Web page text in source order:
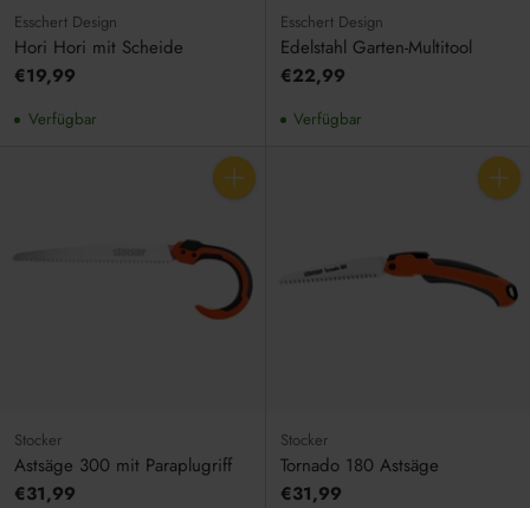
Esschert Design
Hori Hori mit Scheide
€19,99
Verfügbar
Esschert Design
Edelstahl Garten-Multitool
€22,99
Verfügbar
Anzahl
Stocker
Astsäge 300 mit Paraplugriff
€31,99
Anzahl
Stocker
Tornado 180 Astsäge
€31,99